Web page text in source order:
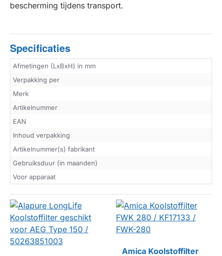
bescherming tijdens transport.
Specificaties
Afmetingen (LxBxH) in mm
Verpakking per
Merk
Artikelnummer
EAN
Inhoud verpakking
Artikelnummer(s) fabrikant
Gebruiksduur (in maanden)
Voor apparaat
Amica Koolstoffilter